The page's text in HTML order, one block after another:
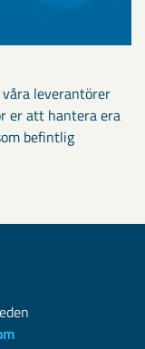
leverantörer
er att hantera era
befintlig